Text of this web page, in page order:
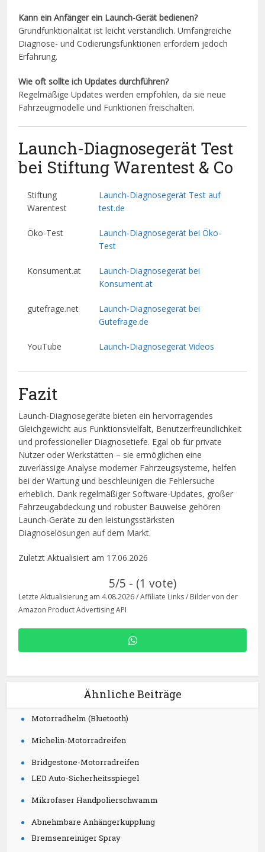
Kann ein Anfänger ein Launch-Gerät bedienen?
Grundfunktionalität ist leicht verständlich. Umfangreiche
Diagnose- und Codierungsfunktionen erfordern jedoch
Erfahrung.
Wie oft sollte ich Updates durchführen?
Regelmäßige Updates werden empfohlen, da sie neue
Fahrzeugmodelle und Funktionen freischalten.
Launch-Diagnosegerät Test
bei Stiftung Warentest & Co
Stiftung
Warentest
Launch-Diagnosegerät Test auf
test.de
Öko-Test
Launch-Diagnosegerät bei Öko-
Test
Konsument.at
Launch-Diagnosegerät bei
Konsument.at
gutefrage.net
Launch-Diagnosegerät bei
Gutefrage.de
YouTube Launch-Diagnosegerät Videos
Fazit
Launch-Diagnosegeräte bieten ein hervorragendes
Gleichgewicht aus Funktionsvielfalt, Benutzerfreundlichkeit
und professioneller Diagnosetiefe. Egal ob für private
Nutzer oder Werkstätten – sie ermöglichen eine
zuverlässige Analyse moderner Fahrzeugsysteme, helfen
bei der Wartung und beschleunigen die Fehlersuche
erheblich. Dank regelmäßiger Software-Updates, großer
Fahrzeugabdeckung und robuster Bauweise gehören
Launch-Geräte zu den leistungsstärksten
Diagnoselösungen auf dem Markt.
Zuletzt Aktualisiert am 17.06.2026
5/5 - (1 vote)
Letzte Aktualisierung am 4.08.2026 / Affiliate Links / Bilder von der
Amazon Product Advertising API
Ähnliche Beiträge
Motorradhelm (Bluetooth)
Michelin-Motorradreifen
Bridgestone-Motorradreifen
LED Auto-Sicherheitsspiegel
Mikrofaser Handpolierschwamm
Abnehmbare Anhängerkupplung
Bremsenreiniger Spray